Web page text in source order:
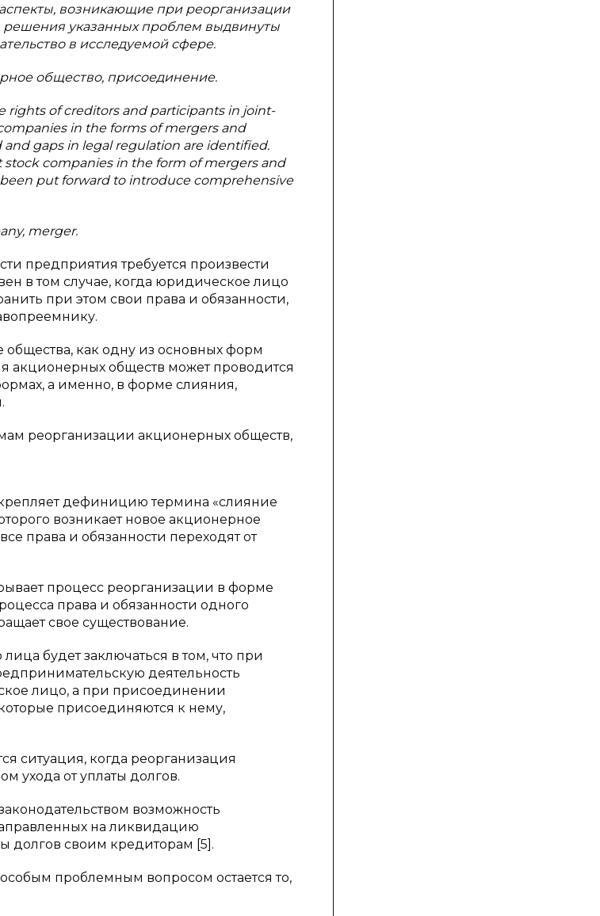
возникающие при реорганизации
указанных проблем выдвинуты
в исследуемой сфере.
общество, присоединение.
rights of creditors and participants in joint-
in the forms of mergers and
gaps in legal regulation are identified.
companies in the form of mergers and
put forward to introduce comprehensive
merger.
предприятия требуется произвести
в том случае, когда юридическое лицо
при этом свои права и обязанности,
как одну из основных форм
акционерных обществ может проводится
а именно, в форме слияния,
реорганизации акционерных обществ,
дефиницию термина «слияние
возникает новое акционерное
права и обязанности переходят от
процесс реорганизации в форме
права и обязанности одного
свое существование.
будет заключаться в том, что при
деятельность
лицо, а при присоединении
присоединяются к нему,
ситуация, когда реорганизация
ухода от уплаты долгов.
возможность
на ликвидацию
долгов своим кредиторам [5].
проблемным вопросом остается то,